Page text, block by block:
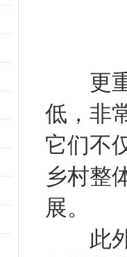
更重
低，非
它们不
乡村整
展。
此外